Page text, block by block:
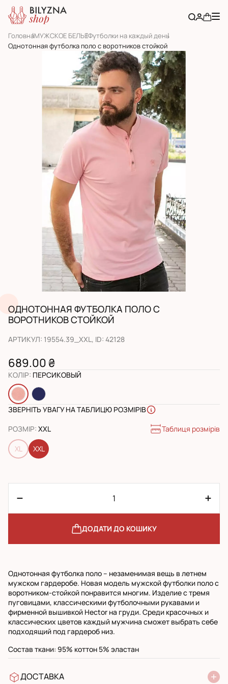
ГоловнаМУЖСКОЕ БЕЛЬЕФутболки на каждый день
Однотонная футболка поло с воротников стойкой
ОДНОТОННАЯ ФУТБОЛКА ПОЛО С
ВОРОТНИКОВ СТОЙКОЙ
АРТИКУЛ: 19554.39_XXL, ID: 42128
689.00 ₴
КОЛІР: ПЕРСИКОВЫЙ
ЗВЕРНІТЬ УВАГУ НА ТАБЛИЦЮ РОЗМІРІВ
РОЗМІР: XXL Таблиця розмірів
XL XXL
ДОДАТИ ДО КОШИКУ
Однотонная футболка поло – незаменимая вещь в летнем
мужском гардеробе. Новая модель мужской футболки поло с
воротником-стойкой понравится многим. Изделие с тремя
пуговицами, классическими футболочными рукавами и
фирменной вышивкой Hector на груди. Среди красочных и
классических цветов каждый мужчина сможет выбрать себе
подходящий под гардероб низ.
Состав ткани: 95% коттон 5% эластан
ДОСТАВКА